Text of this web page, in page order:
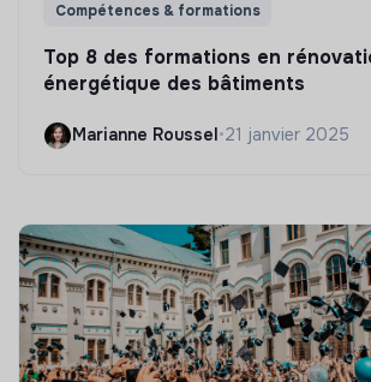
Compétences & formations
Top 8 des formations en
énergétique des bâtiments
Marianne Roussel•21 janvier 2025